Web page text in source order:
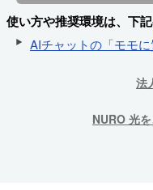
使い方や推奨環境は、下
AIチャットの「モモ
法
NURO 光